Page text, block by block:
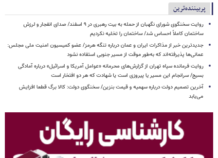
پربیننده‌ترین
روایت سخنگوی شورای نگهبان از حمله به بیت رهبری در ۹ اسفند/ صدای انفجار و لرزش
ساختمان کاملاً احساس شد/ ساختمان را تخلیه نکردیم
جدیدترین خبر از مذاکرات ایران و عمان درباره تنگه هرمز/ عضو کمیسیون امنیت ملی مجلس:
عمانی‌ها پذیرفته‌اند که به‌طور موقت از مسیر جنوبی استفاده نشود
روایت فرمانده سپاه تهران از گزارش‌های محرمانه «عوامل آمریکا و اسرائیل» درباره آمادگی
بسیج/ سرانجام این مسیر یا پیروزی است یا شهادت که هر دو افتخار است
آخرین تصمیم دولت درباره سهمیه و قیمت بنزین/ سخنگوی دولت: کالا برگ قطعا افزایش
می‌یابد